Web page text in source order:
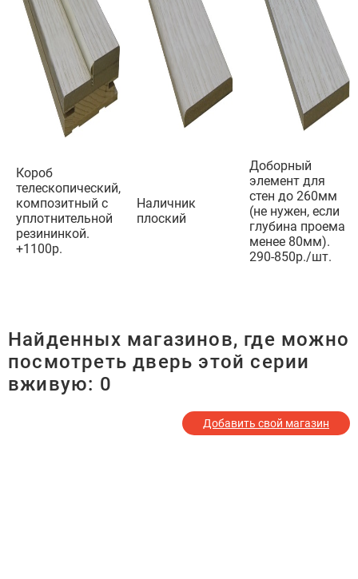
Короб
телескопический,
композитный с
уплотнительной
резининкой.
+1100р.
Наличник
плоский
Доборный
элемент для
стен до 260мм
(не нужен, если
глубина проема
менее 80мм).
290-850р./шт.
Найденных магазинов, где можно
посмотреть дверь этой серии
вживую: 0
Добавить свой магазин